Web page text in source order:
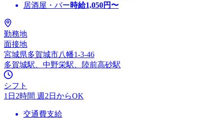
居酒屋・バー時給1,050円〜
勤務地
面接地
宮城県多賀城市八幡1-3-46
多賀城駅、中野栄駅、陸前高砂駅
シフト
1日2時間 週2日からOK
交通費支給